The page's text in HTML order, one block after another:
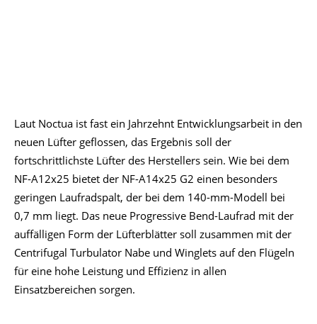
Laut Noctua ist fast ein Jahrzehnt Entwicklungsarbeit in den
neuen Lüfter geflossen, das Ergebnis soll der
fortschrittlichste Lüfter des Herstellers sein. Wie bei dem
NF-A12x25 bietet der NF-A14x25 G2 einen besonders
geringen Laufradspalt, der bei dem 140-mm-Modell bei
0,7 mm liegt. Das neue Progressive Bend-Laufrad mit der
auffälligen Form der Lüfterblätter soll zusammen mit der
Centrifugal Turbulator Nabe und Winglets auf den Flügeln
für eine hohe Leistung und Effizienz in allen
Einsatzbereichen sorgen.